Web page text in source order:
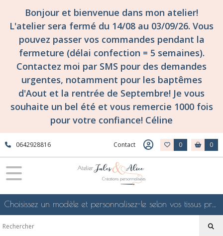
Bonjour et bienvenue dans mon atelier!
L'atelier sera fermé du 14/08 au 03/09/26. Vous
pouvez passer vos commandes pendant la
fermeture (délai confection = 5 semaines).
Contactez moi par SMS pour des demandes
urgentes, notamment pour les baptêmes
d'Aout et la rentrée de Septembre! Je vous
souhaite un bel été et vous remercie 1000 fois
pour votre confiance! Céline
0642928816 Contact 0 0
Choisissez un modèle et personnalisez-le selon vos tissus préférés de mes collections en ligne, je le confectionnerai selon vos souhaits